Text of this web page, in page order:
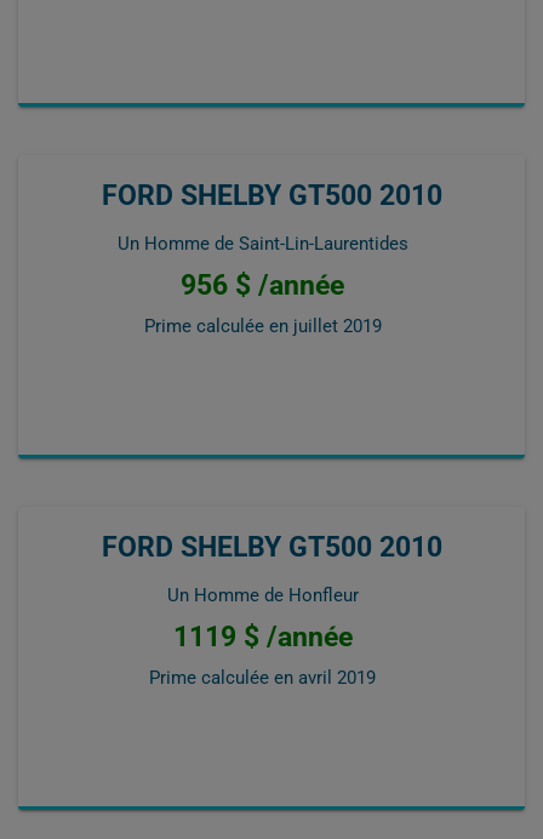
FORD SHELBY GT500 2010
Un Homme de Saint-Lin-Laurentides
956 $ /année
Prime calculée en juillet 2019
FORD SHELBY GT500 2010
Un Homme de Honfleur
1119 $ /année
Prime calculée en avril 2019